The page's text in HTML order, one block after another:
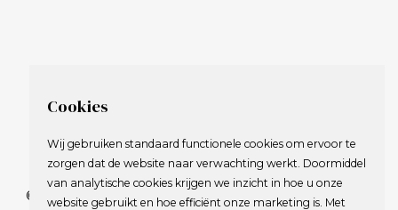
© 2009-2023 Nederlandse Vereniging van Golfspelende
Cookies
Wij gebruiken standaard functionele cookies om ervoor te
zorgen dat de website naar verwachting werkt. Doormiddel
van analytische cookies krijgen we inzicht in hoe u onze
website gebruikt en hoe efficiënt onze marketing is. Met